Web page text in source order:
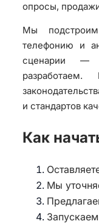
опросы,
Мы
телефонию и
сценарии —
и стандартов
Как
Мы